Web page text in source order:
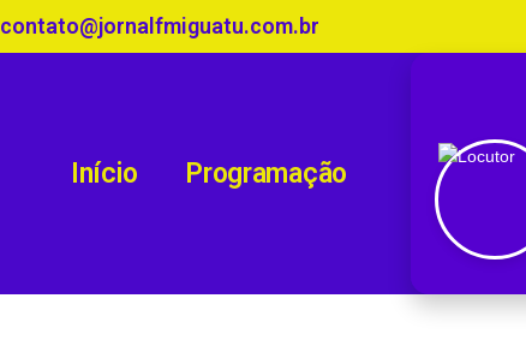
contato@jornalfmiguatu.com.br
Início Programação